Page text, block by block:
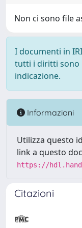
Non ci sono file
I documenti in
tutti i diritti sono
indicazione.
Informazioni
Utilizza questo
link a questo
https://
Citazioni